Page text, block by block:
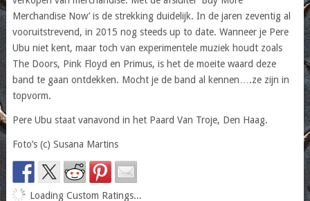
Merchandise Now’ is de strekking duidelijk. In de jaren zeventig al
vooruitstrevend, in 2015 nog steeds up to date. Wanneer je Pere
Ubu niet kent, maar toch van experimentele muziek houdt zoals
The Doors, Pink Floyd en Primus, is het de moeite waard deze
band te gaan ontdekken. Mocht je de band al kennen….ze zijn in
topvorm.
Pere Ubu staat vanavond in het Paard Van Troje, Den Haag.
Foto’s (c) Susana Martins
Loading Custom Ratings...